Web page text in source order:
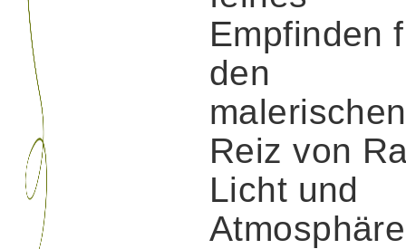
Empfinden
den
malerischen
Reiz von
Licht und